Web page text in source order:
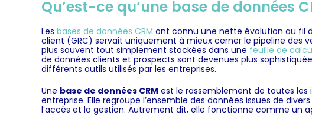
Qu’est-ce qu’une base de données
Les bases de données CRM ont connu une nette évolution au fil
client (GRC) servait uniquement à mieux cerner le pipeline des
plus souvent tout simplement stockées dans une feuille de
de données clients et prospects sont devenues plus
différents outils utilisés par les entreprises.
Une base de données CRM est le rassemblement de toutes les
entreprise. Elle regroupe l’ensemble des données issues de
l’accès et la gestion. Autrement dit, elle fonctionne comme un